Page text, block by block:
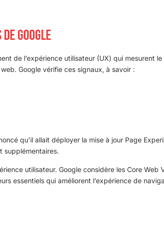
GOOGLE
de l’expérience utilisateur (UX) qui mesurent
Google vérifie ces signaux, à savoir :
qu’il allait déployer la mise à jour Page
supplémentaires.
utilisateur. Google considère les Core Web
essentiels qui améliorent l’expérience de